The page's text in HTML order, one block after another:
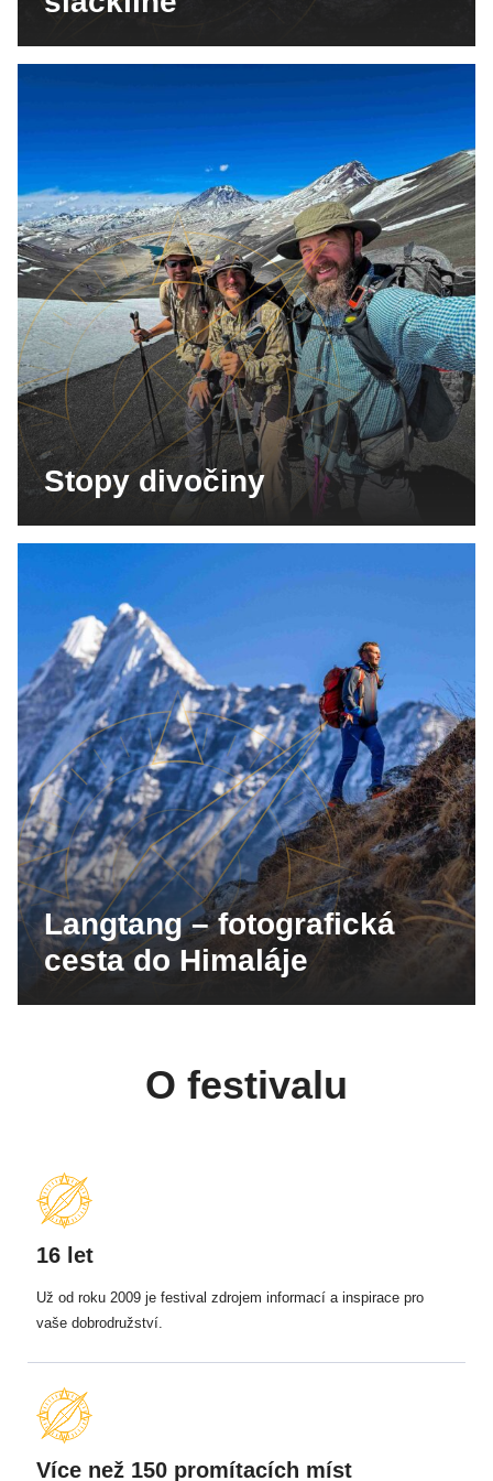
Stopy divočiny
Langtang – fotografická
cesta do Himaláje
O festivalu
16 let
Už od roku 2009 je festival zdrojem informací a inspirace pro
vaše dobrodružství.
Více než 150 promítacích míst